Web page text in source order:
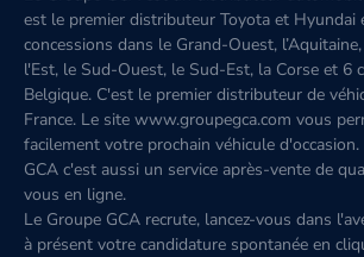
est le premier distributeur Toyota et Hyundai
concessions dans le Grand-Ouest,
l'Est, le Sud-Ouest, le Sud-Est, la Corse et 6
Belgique. C'est le premier distributeur de
France. Le site www.groupegca.com vous
facilement votre prochain véhicule
GCA c'est aussi un service après-vente de
vous en ligne.
Le Groupe GCA recrute, lancez-vous dans
à présent votre candidature spontanée en